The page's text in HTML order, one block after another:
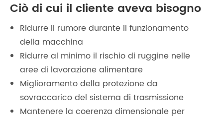
Ciò di cui il cliente aveva bisogno
Ridurre il rumore durante il funzionamento
della macchina
Ridurre al minimo il rischio di ruggine nelle
aree di lavorazione alimentare
Miglioramento della protezione da
sovraccarico del sistema di trasmissione
Mantenere la coerenza dimensionale per